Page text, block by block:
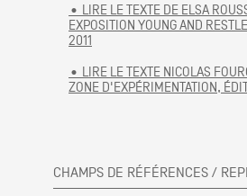
• LIRE LE TEXTE DE ELSA
EXPOSITION YOUNG AND
2011
• LIRE LE TEXTE NICOLAS
ZONE D'EXPÉRIMENTATION,
CHAMPS DE RÉFÉRENCES /